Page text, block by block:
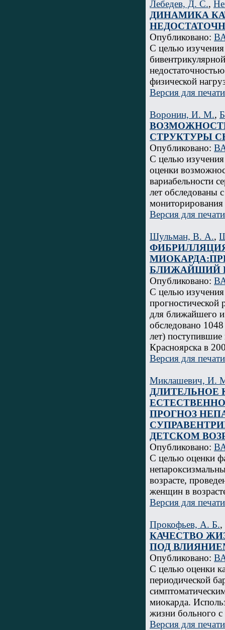
Лебедев, Д. С.,
ДИНАМИКА
Опубликовано:
С целью
физической
Версия для печати
Воронин, И. М.,
СТРУКТУРЫ
Опубликовано:
С целью изучения
оценки
вариабельности
лет обследованы
Версия для печати
Шульман, В. А.,
БЛИЖАЙШИЙ
Опубликовано:
С целью
прогностической
для ближайшего
обследовано
лет)
Красноярска в
Версия для печати
Миклашевич, И.
ДЛИТЕЛЬНОЕ
ПРОГНОЗ
ДЕТСКОМ
Опубликовано:
С целью оценки
возрасте,
женщин в
Версия для печати
Прокофьев, А. Б.,
КАЧЕСТВО
ПОД
Опубликовано:
С целью оценки
периодической
миокарда.
жизни больного
Версия для печати